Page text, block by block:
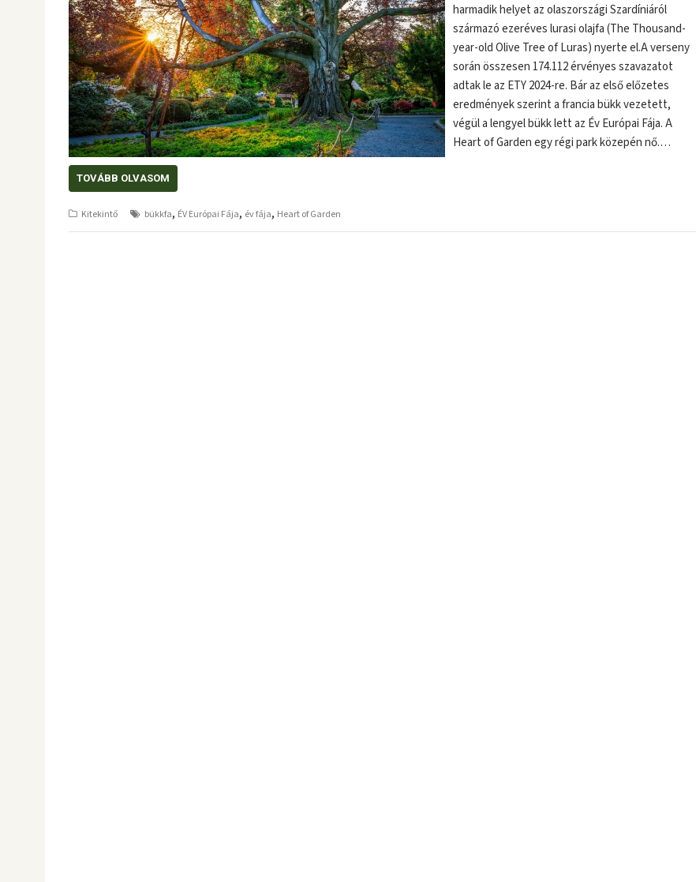
harmadik helyet az olaszországi Szardíniáról
származó ezeréves lurasi olajfa (The Thousand-
year-old Olive Tree of Luras) nyerte el.A verseny
során összesen 174.112 érvényes szavazatot
adtak le az ETY 2024-re. Bár az első előzetes
eredmények szerint a francia bükk vezetett,
végül a lengyel bükk lett az Év Európai Fája. A
Heart of Garden egy régi park közepén nő.…
TOVÁBB OLVASOM
Kitekintő bükkfa, ÉV Európai Fája, év fája, Heart of Garden